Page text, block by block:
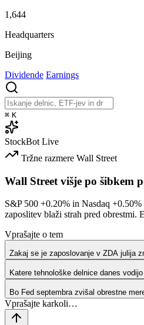
1,644
Headquarters
Beijing
Dividende Earnings
⌘ K
StockBot Live
Tržne razmere Wall Street
Wall Street višje po šibkem
S&P 500 +0.20% in Nasdaq +0.50%
zaposlitev blaži strah pred obrestmi.
Vprašajte o tem
Zakaj se je zaposlovanje v ZDA julija
Katere tehnološke delnice danes
Bo Fed septembra zvišal obrestne